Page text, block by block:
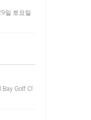
일 토요일
Golf Cl